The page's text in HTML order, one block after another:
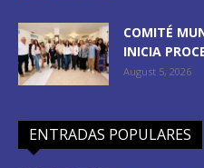
COMITÉ
INICIA
August 5, 2026
ENTRADAS POPULARES